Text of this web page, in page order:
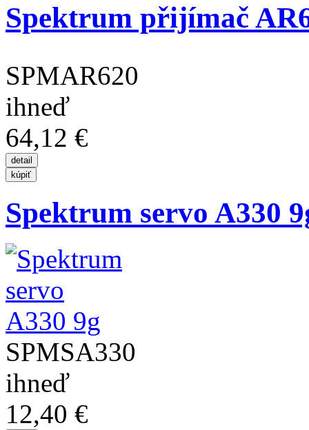
Spektrum přijímač
SPMAR620
ihneď
64,12 €
Spektrum servo A330
SPMSA330
ihneď
12,40 €